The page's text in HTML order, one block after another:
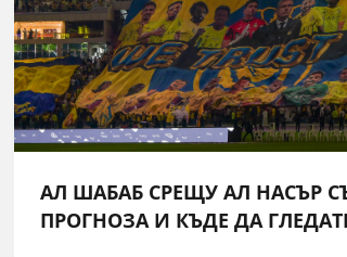
АЛ ШАБАБ СРЕЩУ АЛ НАСЪР
ПРОГНОЗА И КЪДЕ ДА